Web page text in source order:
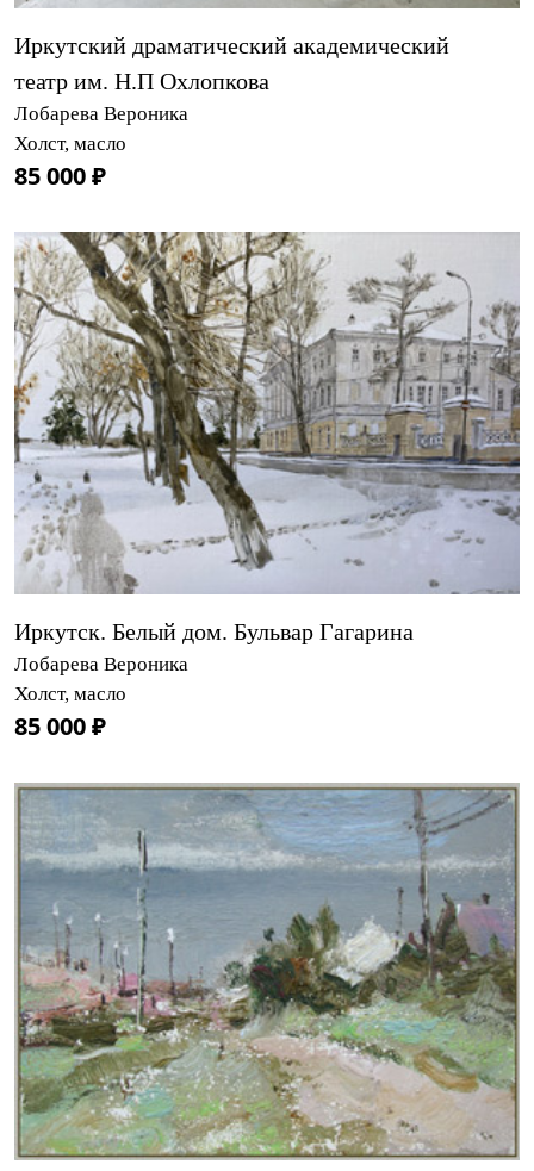
Иркутский драматический академический
театр им. Н.П Охлопкова
Лобарева Вероника
Холст, масло
85 000 ₽
Иркутск. Белый дом. Бульвар Гагарина
Лобарева Вероника
Холст, масло
85 000 ₽